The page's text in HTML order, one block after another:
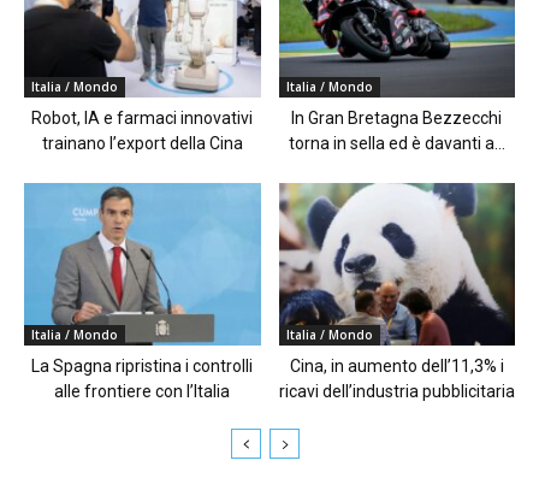
Italia / Mondo
Robot, IA e farmaci innovativi
trainano l’export della Cina
Italia / Mondo
In Gran Bretagna Bezzecchi
torna in sella ed è davanti a...
Italia / Mondo
La Spagna ripristina i controlli
alle frontiere con l’Italia
Italia / Mondo
Cina, in aumento dell’11,3% i
ricavi dell’industria pubblicitaria